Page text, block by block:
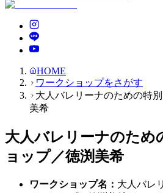
HOME
ワークショップをさがす
大人バレリーナのための特
美希
大人バレリーナのため
ョップ／徳渕美希
ワークショップ名 ： 大人バレ